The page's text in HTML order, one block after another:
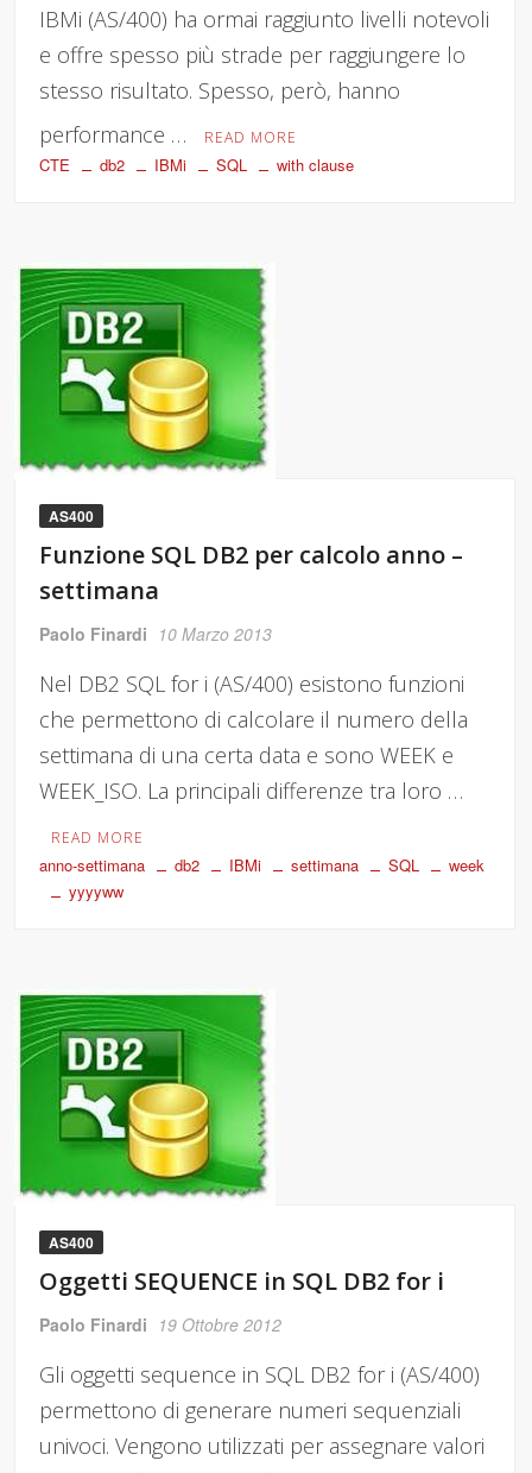
IBMi (AS/400) ha ormai raggiunto livelli notevoli
e offre spesso più strade per raggiungere lo
stesso risultato. Spesso, però, hanno
performance …
READ MORE
CTE db2 IBMi SQL with clause
AS400
Funzione SQL DB2 per calcolo anno –
settimana
Paolo Finardi 10 Marzo 2013
Nel DB2 SQL for i (AS/400) esistono funzioni
che permettono di calcolare il numero della
settimana di una certa data e sono WEEK e
WEEK_ISO. La principali differenze tra loro …
READ MORE
anno-settimana db2 IBMi settimana SQL
week
yyyyww
AS400
Oggetti SEQUENCE in SQL DB2 for i
Paolo Finardi 19 Ottobre 2012
Gli oggetti sequence in SQL DB2 for i (AS/400)
permettono di generare numeri sequenziali
univoci. Vengono utilizzati per assegnare valori